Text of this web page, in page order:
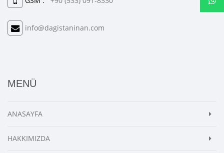
info@dagistaninan.com
MENÜ
ANASAYFA
HAKKIMIZDA